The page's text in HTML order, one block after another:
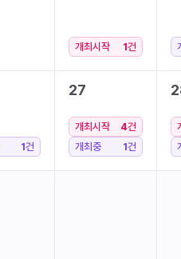
개최시작 1건
1건
27
개최시작 4건
개최중
1건